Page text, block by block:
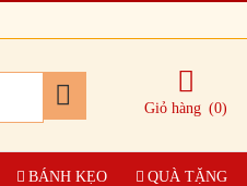
Giỏ hàng (0)
BÁNH KẸO QUÀ TẶNG